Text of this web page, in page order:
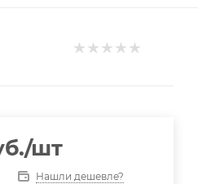
/шт
Нашли дешевле?